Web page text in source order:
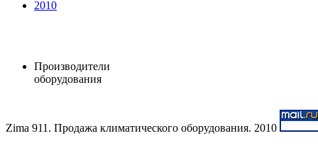
2010
Производители
оборудования
Zima 911. Продажа климатического оборудования. 2010